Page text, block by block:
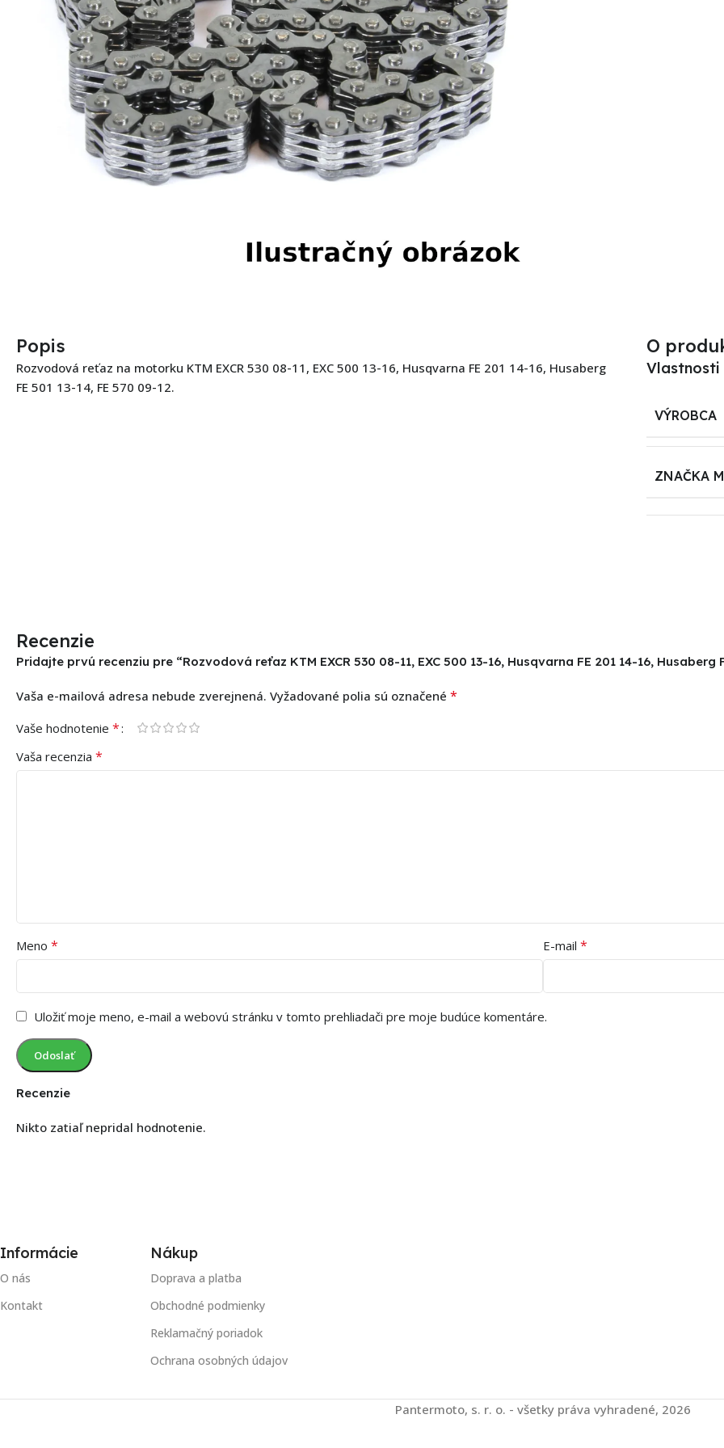
Popis
Rozvodová reťaz na motorku KTM EXCR 530 08-11, EXC 500 13-16, Husqvarna FE 201 14-16, Husaberg
FE 501 13-14, FE 570 09-12.
O
Vlastnosti
VÝROBCA
ZNAČKA
Recenzie
Recenzie
Nikto zatiaľ nepridal hodnotenie.
Pridajte prvú recenziu pre “Rozvodová reťaz KTM EXCR 530 08-11, EXC 500 13-16, Husqvarna FE 201 14-16, Husaberg
Vaša e-mailová adresa nebude zverejnená. Vyžadované polia sú označené *
Vaše hodnotenie *
Vaša recenzia *
Meno * E-mail *
Uložiť moje meno, e-mail a webovú stránku v tomto prehliadači pre moje budúce komentáre.
Informácie
O nás
Kontakt
Nákup
Doprava a platba
Obchodné podmienky
Reklamačný poriadok
Ochrana osobných údajov
Pantermoto, s. r. o. - všetky práva vyhradené, 2026